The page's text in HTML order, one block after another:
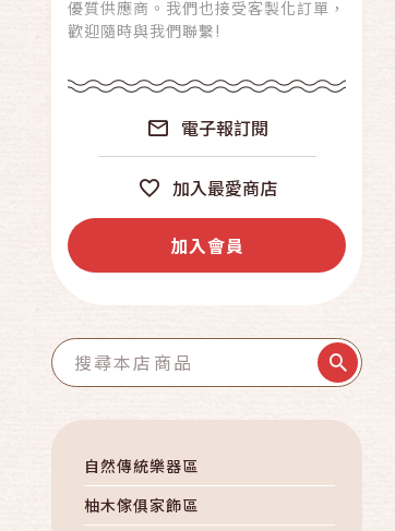
優質供應商。我們也接受客製化訂單，
歡迎隨時與我們聯繫!
電子報訂閱
加入最愛商店
加入會員
自然傳統樂器區
柚木傢俱家飾區